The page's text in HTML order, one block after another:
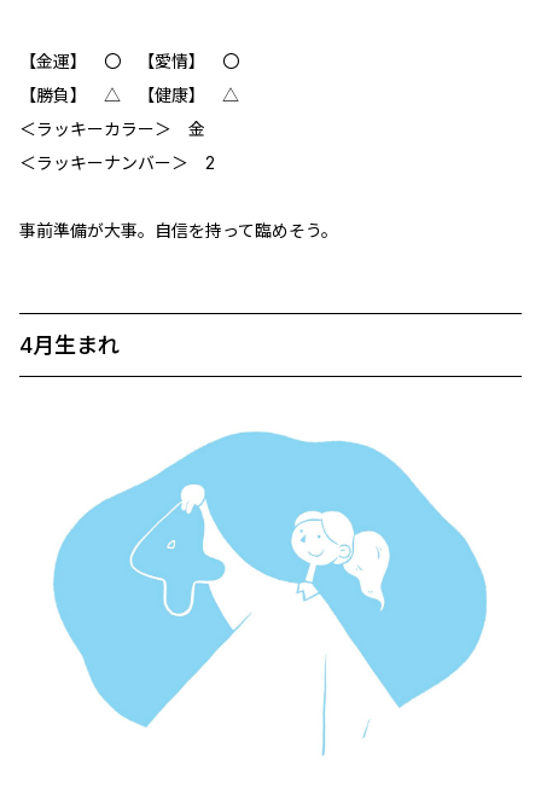
【金運】 〇 【愛情】 〇
【勝負】 △ 【健康】 △
＜ラッキーカラー＞ 金
＜ラッキーナンバー＞ 2
事前準備が大事。自信を持って臨めそう。
4月生まれ